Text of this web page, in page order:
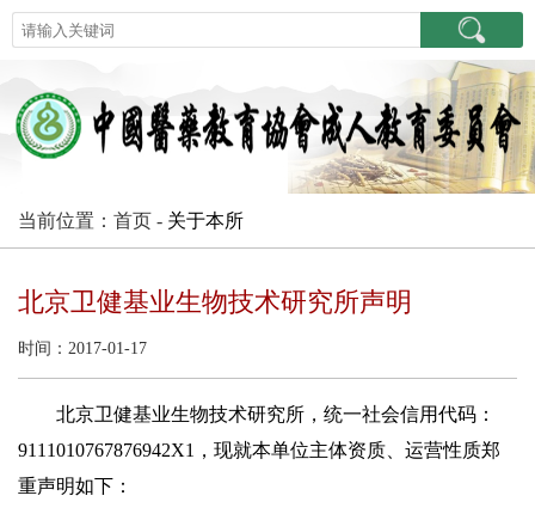
当前位置：首页 - 关于本所
北京卫健基业生物技术研究所声明
时间：2017-01-17
北京卫健基业生物技术研究所，统一社会信用代码：
9111010767876942X1，现就本单位主体资质、运营性质郑
重声明如下：